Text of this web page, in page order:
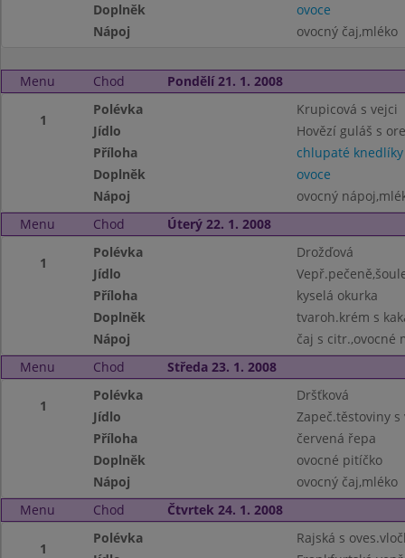
Doplněk
ovoce
Nápoj
ovocný čaj,mléko
Menu Chod Pondělí 21. 1. 2008
1
Polévka
Krupicová s vejci
Jídlo
Hovězí guláš s
Příloha
chlupaté knedlíky
Doplněk
ovoce
Nápoj
ovocný
Menu
Chod Úterý 22. 1. 2008
1
Polévka
Drožďová
Jídlo
Příloha
kyselá okurka
Doplněk
tvaroh.krém s
Nápoj
čaj s citr.,ovocné
Menu
Chod Středa 23. 1. 2008
1
Polévka
Dršťková
Jídlo
Zapeč.těstoviny
Příloha
červená řepa
Doplněk
ovocné pitíčko
Nápoj
ovocný čaj,mléko
Menu
Chod Čtvrtek 24. 1. 2008
1
Polévka
Rajská s